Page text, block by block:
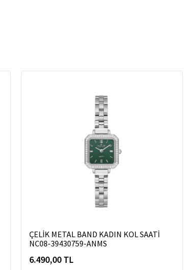
ÇELİK METAL BAND KADIN KOL SAATİ
NC08-39430759-ANMS
6.490,00 TL